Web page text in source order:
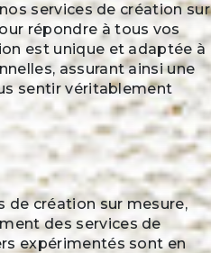
services de création sur
répondre à tous vos
est unique et adaptée à
assurant ainsi une
sentir véritablement
de création sur mesure,
des services de
expérimentés sont en